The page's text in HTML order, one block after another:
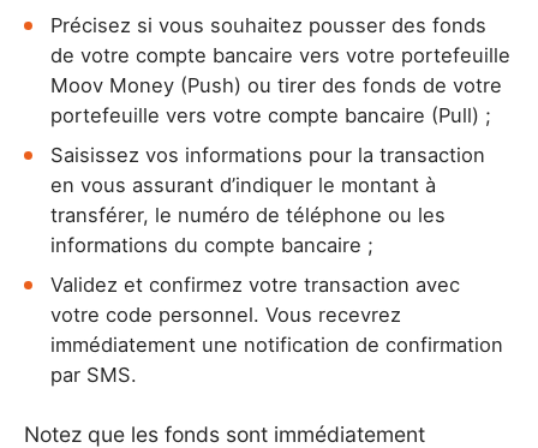
Précisez si vous souhaitez pousser des fonds
de votre compte bancaire vers votre portefeuille
Moov Money (Push) ou tirer des fonds de votre
portefeuille vers votre compte bancaire (Pull) ;
Saisissez vos informations pour la transaction
en vous assurant d’indiquer le montant à
transférer, le numéro de téléphone ou les
informations du compte bancaire ;
Validez et confirmez votre transaction avec
votre code personnel. Vous recevrez
immédiatement une notification de confirmation
par SMS.
Notez que les fonds sont immédiatement